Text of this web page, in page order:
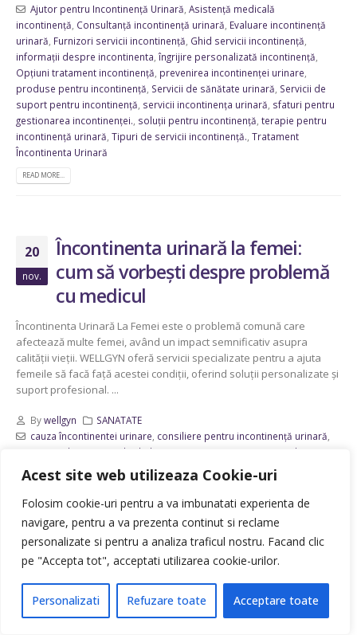
Acest site web utilizeaza Cookie-uri
Folosim cookie-uri pentru a va imbunatati experienta de
navigare, pentru a va prezenta continut si reclame
personalizate si pentru a analiza traficul nostru. Facand clic
pe "Accepta tot", acceptati utilizarea cookie-urilor.
Personalizati Refuzare toate Acceptare toate
Ajutor pentru Incontinență Urinară Asistență medicală
incontinență Consultanță incontinență urinară Evaluare incontinență
urinară Furnizori servicii incontinență Ghid servicii incontinență
informații despre incontinenta ,îngrijire personalizată incontinență
Opțiuni tratament incontinență prevenirea incontinenței urinare
produse pentru incontinență Servicii de sănătate urinară Servicii de
suport pentru incontinență servicii incontinența urinară sfaturi pentru
gestionarea incontinenței. soluții pentru incontinență terapie pentru
incontinență urinară Tipuri de servicii incontinență. Tratament
Încontinenta Urinară
READ MORE...
20
nov.
Încontinenta urinară la femei:
cum să vorbești despre problemă
cu medicul
Încontinenta Urinară La Femei este o problemă comună care
afectează multe femei, având un impact semnificativ asupra
calității vieții. WELLGYN oferă servicii specializate pentru a ajuta
femeile să facă față acestei condiții, oferind soluții personalizate și
suport profesional. ...
Bywellgyn
SANATATE
cauza încontinentei urinare consiliere pentru incontinență urinară
Cum să vorbești cu medicul
diagnostic incontinența urinară
discuții
despre incontinență urinară.
,Exerciții pentru incontinența urinară
impactul psihologic al incontinenței,incontinența urinară după
naștere,încontinenta urinară la femei,încontinenta urinară și vârstă
Medicamente pentru
Incontinenta , prevenirea incontinenței urinare
incontinența urinară.,Simptome incontinentei urinare,Soluții
incontinență urinară, stil de viață și incontinență,suport pentru
incontinență
READ MORE...